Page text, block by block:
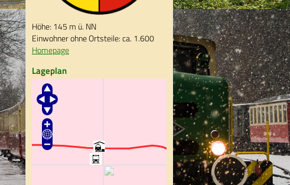
Höhe: 145 m ü. NN
Einwohner ohne Ortsteile: ca. 1.600
Homepage
Lageplan